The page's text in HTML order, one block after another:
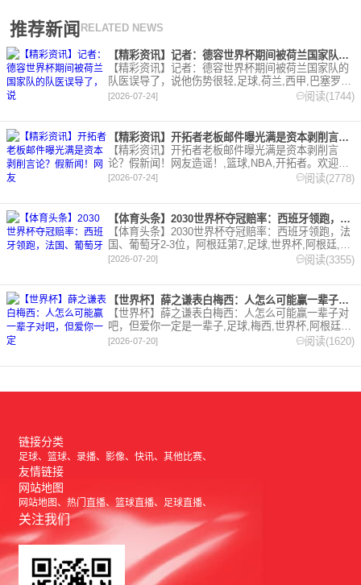
推荐新闻 RELATED NEWS
【精彩资讯】记者：德容世界杯期间被荷兰国家队的队医误导了，说
【精彩资讯】记者：德容世界杯期间被荷兰国家队的
队医误导了，说他伤势很轻,足球,荷兰,西甲,巴塞罗
那。欢迎收藏本站，24小时为你更新最新的足球，篮
[2026-07-24] 阅读(1744)
【精彩资讯】开拓者老板邮件曝光满是资本剥削言论？假新闻！网友
【精彩资讯】开拓者老板邮件曝光满是资本剥削言
论？假新闻！网友造谣！,篮球,NBA,开拓者。欢迎收
藏本站，24小时为你更新最新的足球，篮球体育资
[2026-07-24] 阅读(2778)
【体育头条】2030世界杯夺冠赔率：西班牙领跑，法国、葡萄牙
【体育头条】2030世界杯夺冠赔率：西班牙领跑，法
国、葡萄牙2-3位，阿根廷第7,足球,世界杯,阿根廷,西
班牙,法国,英格兰,葡萄牙,巴西,德国,荷兰,比利时,摩洛
球体育资讯。
[2026-07-20] 阅读(3355)
【世界杯】薛之谦表白梅西：人怎么可能赢一辈子对吧，但爱你一定
【世界杯】薛之谦表白梅西：人怎么可能赢一辈子对
吧，但爱你一定是一辈子,足球,梅西,世界杯,阿根廷。
欢迎收藏本站，24小时为你更新最新的足球，篮球体
[2026-07-20] 阅读(1620)
链接分类
足球 篮球 录播 影像 快讯 其他比赛
友情链接
网站地图
网站地图 热门直播 篮球直播 足球直播
关注我们